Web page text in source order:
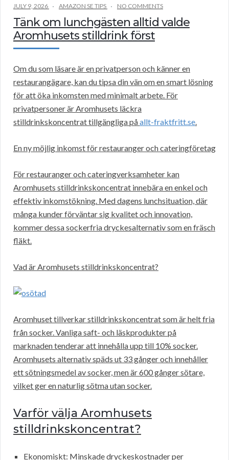
JULY 9, 2026 AMAZON SE TIPS NO COMMENTS
Tänk om lunchgästen alltid valde
Aromhusets stilldrink först
Om du som läsare är en privatperson och känner en
restaurangägare, kan du tipsa din vän om en smart lösning
för att öka inkomsten med minimalt arbete. För
privatpersoner är Aromhusets läckra
stilldrinkskoncentrat tillgängliga påallt-fraktfritt.se.
En ny möjlig inkomst för restauranger och cateringföretag
För restauranger och cateringverksamheter kan
Aromhusets stilldrinkskoncentrat innebära en enkel och
effektiv inkomstökning. Med dagens lunchsituation, där
många kunder förväntar sig kvalitet och innovation,
kommer dessa sockerfria dryckesalternativ som en fräsch
fläkt.
Vad är Aromhusets stilldrinkskoncentrat?
Aromhuset tillverkar stilldrinkskoncentrat som är helt fria
från socker. Vanliga saft- och läskprodukter på
marknaden tenderar att innehålla upp till 10% socker.
Aromhusets alternativ späds ut 33 gånger och innehåller
ett sötningsmedel av socker, men är 600 gånger sötare,
vilket ger en naturlig sötma utan socker.
Varför välja Aromhusets
stilldrinkskoncentrat?
Ekonomiskt: Minskade dryckeskostnader per